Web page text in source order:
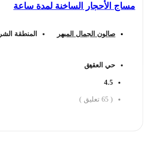
مساج الأحجار الساخنة لمدة ساعة
صالون الجمال المبهر المنطقة الشرقية
حي العقيق
4.5
65 تعليق )